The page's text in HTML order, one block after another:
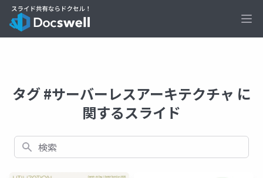
タグ #サーバーレスアーキテクチャ に
関するスライド
検索